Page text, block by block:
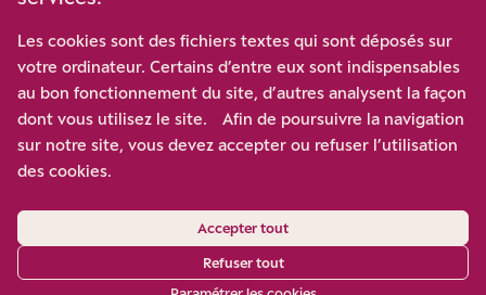
Participez à notre effort pour conforter la démocratie en
luttant contre l’ascension aux extrêmes, et la
disqualification de l’adversaire, en promouvant la
confrontation des idées et des opinions.
Nous soutenir
Les cookies sont des fichiers textes qui sont déposés sur
votre ordinateur. Certains d’entre eux sont indispensables
au bon fonctionnement du site, d’autres analysent la façon
dont vous utilisez le site. Afin de poursuivre la navigation
sur notre site, vous devez accepter ou refuser l’utilisation
des cookies.
Accepter tout
Refuser tout